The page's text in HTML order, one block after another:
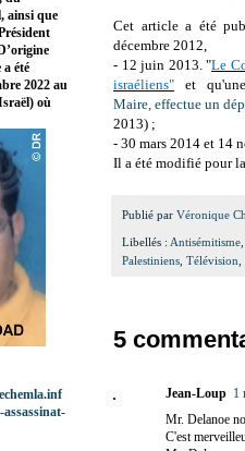
Cet article a été
décembre 2012,
- 12 juin 2013. "Le
israéliens" et
Maire, effectue un
2013) ;
- 30 mars 2014 et 14
Il a été modifié pour
Publié par Véronique
Libellés : Antisémitisme
Palestiniens Télévision
5
Jean-Loup 1
Mr. Delanoe
C'est
ainsi que
été
2022 au
où
assassinat-